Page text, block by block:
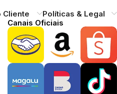
Cliente Políticas & Legal
Canais Oficiais